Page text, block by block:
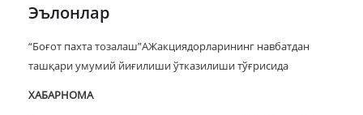
Эълонлар
“Боғот пахта тозалаш”АЖакциядорларининг навбатдан
ташқари умумий йиғилиши ўтказилиши тўғрисида
ХАБАРНОМА